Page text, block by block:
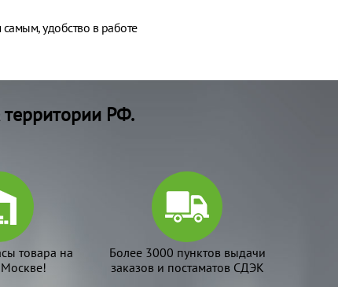
удобство в работе
территории РФ.
товара на
Более 3000 пунктов выдачи
заказов и постаматов СДЭК